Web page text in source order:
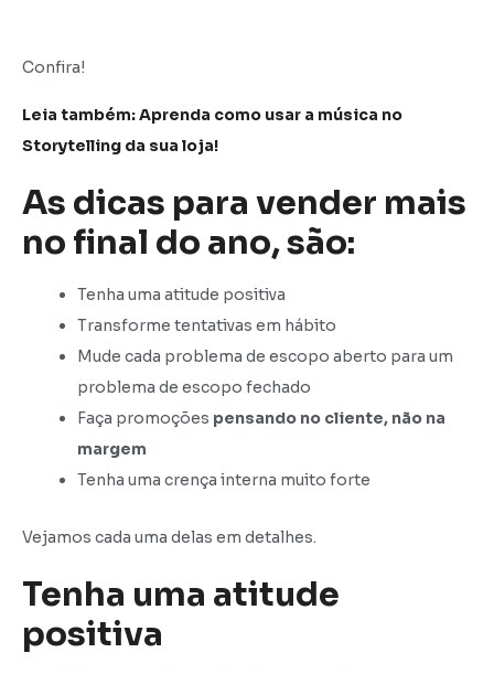
Confira!
Leia também: Aprenda como usar a música no
Storytelling da sua loja!
As dicas para vender mais
no final do ano, são:
Tenha uma atitude positiva
Transforme tentativas em hábito
Mude cada problema de escopo aberto para um
problema de escopo fechado
Faça promoções pensando no cliente, não na
margem
Tenha uma crença interna muito forte
Vejamos cada uma delas em detalhes.
Tenha uma atitude
positiva